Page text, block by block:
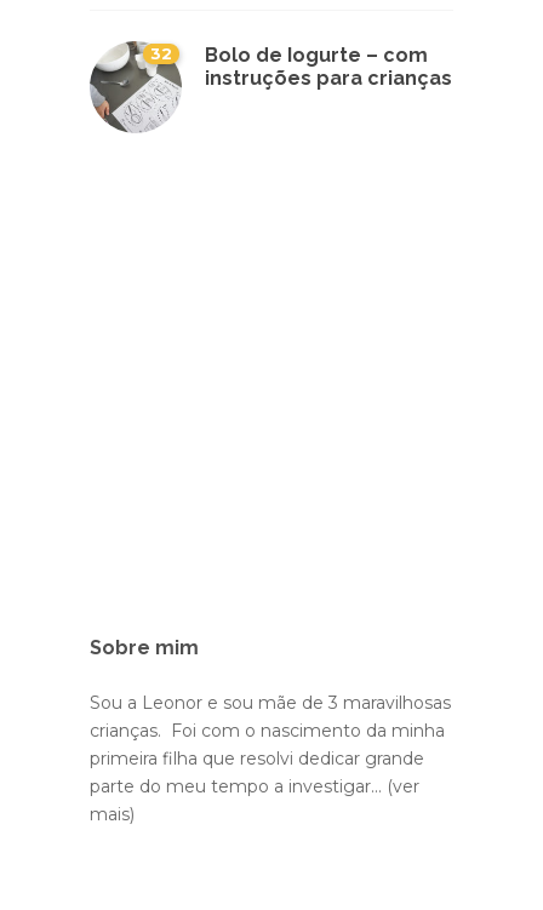
32
Bolo de Iogurte – com
instruções para crianças
Sobre mim
Sou a Leonor e sou mãe de 3 maravilhosas
crianças. Foi com o nascimento da minha
primeira filha que resolvi dedicar grande
parte do meu tempo a investigar... (ver
mais)